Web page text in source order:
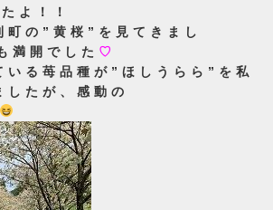
よ！！
町の”黄桜”を見てきまし
満開でした ♡
いる苺品種が”ほしうらら”を私
したが、感動の